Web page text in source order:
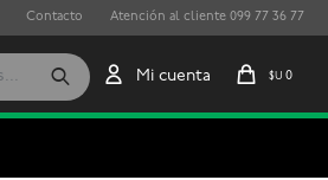
$U 0
Contacto Atención al cliente 099 77 36 77